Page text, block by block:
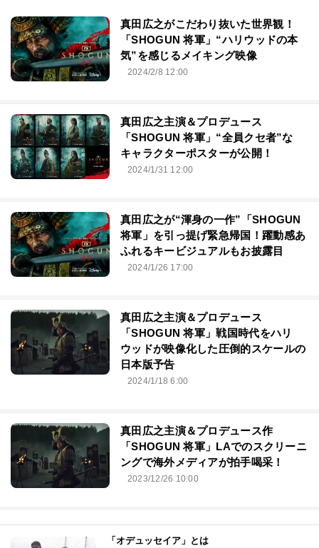
真田広之がこだわり抜いた世界観！
「SHOGUN 将軍」“ハリウッドの本
気”を感じるメイキング映像
2024/2/8 12:00
真田広之主演＆プロデュース
「SHOGUN 将軍」“全員クセ者”な
キャラクターポスターが公開！
2024/1/31 12:00
真田広之が“渾身の一作”「SHOGUN
将軍」を引っ提げ緊急帰国！躍動感あ
ふれるキービジュアルもお披露目
2024/1/26 17:00
真田広之主演＆プロデュース
「SHOGUN 将軍」戦国時代をハリ
ウッドが映像化した圧倒的スケールの
日本版予告
2024/1/18 6:00
真田広之主演＆プロデュース作
「SHOGUN 将軍」LAでのスクリーニ
ングで海外メディアが拍手喝采！
2023/12/26 10:00
「オデュッセイア」とは